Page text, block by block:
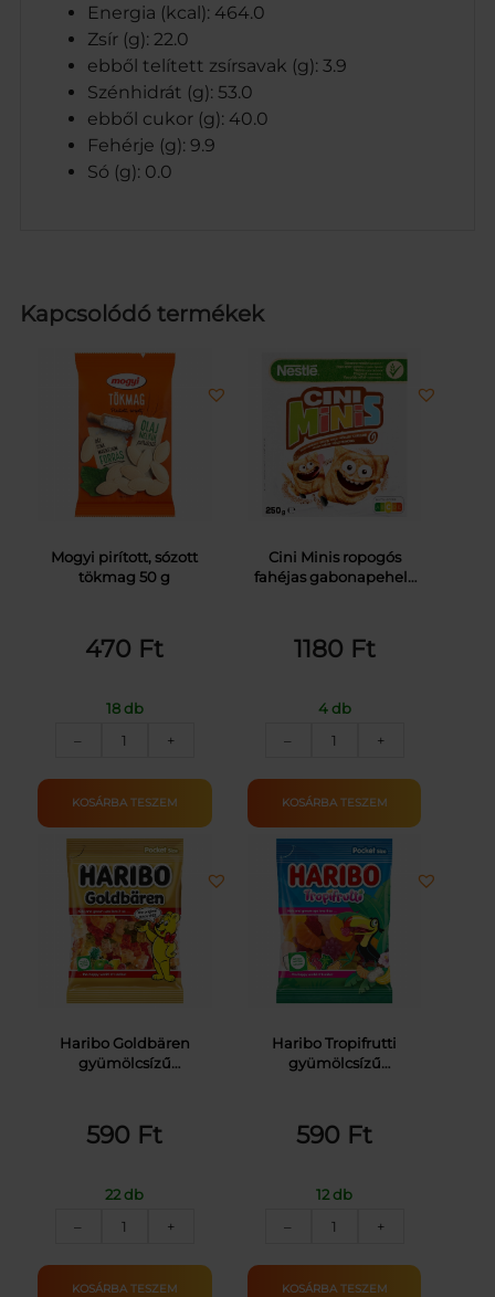
Energia (kcal): 464.0
Zsír (g): 22.0
ebből telített zsírsavak (g): 3.9
Szénhidrát (g): 53.0
ebből cukor (g): 40.0
Fehérje (g): 9.9
Só (g): 0.0
Kapcsolódó termékek
Mogyi pirított, sózott
tökmag 50 g
470 Ft
18 db
–
MOGYI
PIRÍTOTT
TÖKMAG
mennyiség
+
KOSÁRBA TESZEM
Cini Minis ropogós
fahéjas gabonapehely
250 g
1180 Ft
4 db
–
NESTLÉ
MINIS
mennyiség
+
KOSÁRBA TESZEM
Haribo Goldbären
gyümölcsízű
590 Ft
22 db
–
HARIBO
GUMICUKOR
100G
+
KOSÁRBA TESZEM
Haribo Tropifrutti
gyümölcsízű
590 Ft
12 db
–
HARIBO
FRUTTI
GUMICUKOR
+
KOSÁRBA TESZEM